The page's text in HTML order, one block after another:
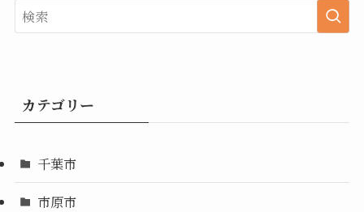
カテゴリー
千葉市
市原市